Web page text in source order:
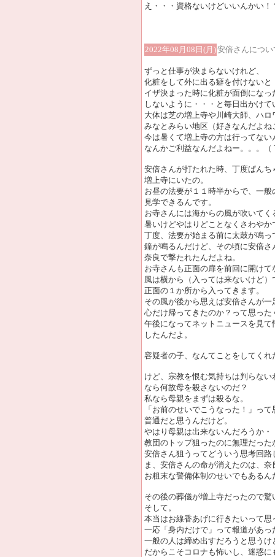
え・・・資格ないけどいいんかい！
2022年08月08日(月)安倍さんについ
ずっと仕事が決まらないけれど、
化粧をして外に出る癖を付けないと
イザ決まった時に化粧が面倒になっ
しないように・・・と毎日出かけて
大体は芝の増上寺や川崎大師、ハロ
みなとみらい地区（好きなんだよね
今は暑くて増上寺の方は行ってない
なんかご利益なんだよねー。。。（
安倍さんが打たれた時、丁度ぱんち
増上寺にいたの。
お昼の法要が１１時半からで、一般
見学できるんです。
お寺さんには海からの風が吹いてく
暑いけどやはりどことなくさわやか
丁度、法要が始まる前に太鼓が鳴っ
鐘が鳴るんだけど、その頃に安倍さ
奈良で撃たれたんだよね。
お寺さんも正面の扉を前回に開けて
風は横から（入っては来ないけど）
正面の１か所から入ってきます。
その風が後から思えば安倍さんが一
心だけ帰ってきたのか？って思った
午後になってネットニュースを見て
したんだよ。
容疑者の子、なんてことをしてくれ
けど、宗教を恨む気持ちは判らない
なら何故母を殺さないのだ？
私なら母親をまずは殺るな。
「お前のせいでこうなった！」って
普通だと思うんだけど。
やはり母親は出来ないんだろうか・
教団のトップ狙ったのに無理だった
安倍さん狙うってどういう思考回路
ま、安倍さんの命が消えたのは、奈
お粗末な警備体制のせいでもあるん
その後の葬儀が増上寺だったので驚
そして。
本当はお線香あげに行きたいって思
一応「身内だけで」って報道があっ
一般の人は締め出すだろうと思うけ
だからこそコロナも怖いし、迷惑に